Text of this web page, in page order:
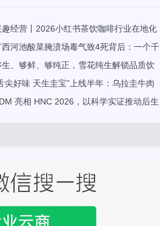
趣经营丨2026小红书茶饮咖啡行业在地化
南
西河池酸菜腌渍场毒气致4死背后：一个千
的困局与自救
生、够鲜、够纯正，雪花纯生解锁品质饮
式尖好味 天生圭宝”上线半年：乌拉圭牛肉
一只“宝箱”抢占中国高端餐桌
亮相 HNC 2026，以科学实证推动后生